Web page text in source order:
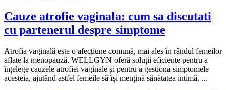
Cauze atrofie vaginala: cum sa discutati
cu partenerul despre simptome
Atrofia vaginală este o afecțiune comună, mai ales în rândul femeilor
aflate la menopauză. WELLGYN oferă soluții eficiente pentru a
înțelege cauzele atrofiei vaginale și pentru a gestiona simptomele
acesteia, ajutând astfel femeile să își mențină sănătatea intimă. ...